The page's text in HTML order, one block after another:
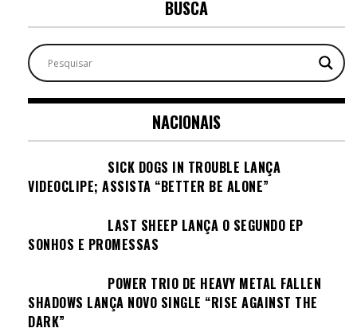
BUSCA
NACIONAIS
SICK DOGS IN TROUBLE LANÇA
VIDEOCLIPE; ASSISTA “BETTER BE ALONE”
LAST SHEEP LANÇA O SEGUNDO EP
SONHOS E PROMESSAS
POWER TRIO DE HEAVY METAL FALLEN
SHADOWS LANÇA NOVO SINGLE “RISE AGAINST THE
DARK”